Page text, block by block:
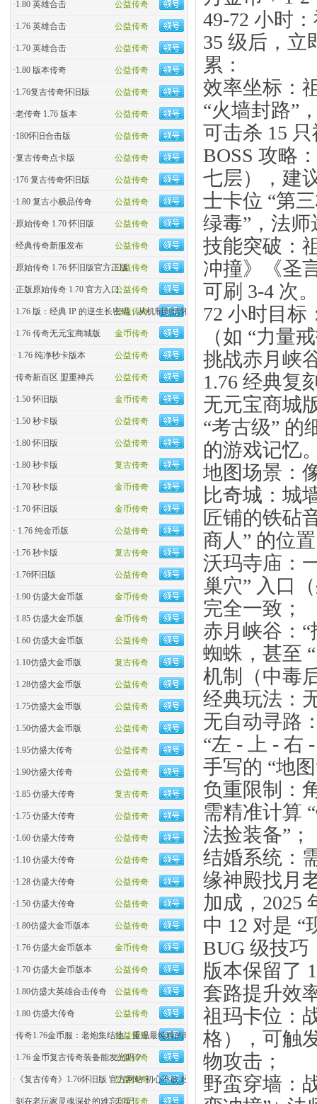
公益传奇
·1.80 英雄合击
公益传奇
·1.76 英雄合击
公益传奇
·1.70 英雄合击
公益传奇
·1.80 版本传奇
公益传奇
·1.76复古传奇怀旧版
公益传奇
·老传奇 1.76 版本
公益传奇
·180怀旧合击版
公益传奇
·复古传奇点卡版
公益传奇
·176 复古传奇怀旧版
公益传奇
·1.80 复古小极品传奇
公益传奇
·原始传奇 1.70 怀旧版
公益传奇
·经典传奇新服发布
公益传奇
·原始传奇 1.76 怀旧版官方正版
公益传奇
·正版原始传奇 1.70 官方入口
公益传奇
·1.76 版：经典 IP 的逆生长密码，从机制到情怀的全民�
金币传奇
·1.76 传奇无元宝商城版
公益传奇
· 1.76 纯净秒卡版本
公益传奇
·传奇新百区 盟重神兵
金币传奇
·1.50 怀旧版
公益传奇
·1.50 秒卡版
公益传奇
·1.80 怀旧版
复古传奇
·1.80 秒卡版
金币传奇
·1.70 秒卡版
金币传奇
·1.70 怀旧版
公益传奇
· 1.76 纯金币版
复古传奇
·1.76 秒卡版
公益传奇
·1.76怀旧版
金币传奇
·1.90 仿盛大金币版
金币传奇
·1.85 仿盛大金币版
公益传奇
·1.60 仿盛大金币版
复古传奇
·1.10仿盛大金币版
公益传奇
·1.28仿盛大金币版
公益传奇
·1.75仿盛大金币版
公益传奇
·1.50仿盛大金币版
公益传奇
·1.95仿盛大传奇
公益传奇
·1.90仿盛大传奇
复古传奇
·1.85 仿盛大传奇
公益传奇
·1.75 仿盛大传奇
公益传奇
·1.60 仿盛大传奇
公益传奇
·1.10 仿盛大传奇
公益传奇
·1.28 仿盛大传奇
公益传奇
·1.50 仿盛大传奇
公益传奇
·1.80仿盛大金币版本
金币传奇
·1.76 仿盛大金币版本
公益传奇
·1.70 仿盛大金币版本
公益传奇
·1.80仿盛大英雄合击传奇
公益传奇
·1.80 仿盛大传奇
公益传奇
·传奇1.76金币服：老炮集结地，重温最纯粹的玛法热血！
公益传奇
·1.76 金币复古传奇装备能发光吗？
公益传奇
· 《复古传奇》1.76怀旧版 官方网站 初心不改 经典回归
公益传奇
·刻在老玩家灵魂深处的难忘印记
49-72 小时
35 级后，立
累：
效率坐标：
“火墙封路”
可击杀 15
BOSS 攻略
七层），建
士卡位 “第
绿毒”，法
技能突破：
冲撞》《圣
可刷 3-4 次
72 小时目标
（如 “力量
挑战赤月峡
1.76 经典复
无元宝商城
“考古级” 的
的游戏记忆
地图场景：
比奇城：城
匠铺的铁砧
商人” 的位
沃玛寺庙：
巢穴” 入口
完全一致；
赤月峡谷：
蜘蛛，甚至
机制（中毒
经典玩法：
无自动寻路
“左 - 上 - 右
手写的 “地
负重限制：
需精准计算
法捡装备”；
结婚系统：
缘神殿找月
加成，2025
中 12 对是 “
BUG 级技巧
版本保留了
套路提升效
祖玛卡位：
格），可触
物攻击；
野蛮穿墙：